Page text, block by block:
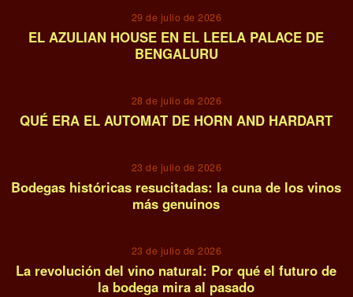
29 de julio de 2026
EL AZULIAN HOUSE EN EL LEELA PALACE DE
BENGALURU
28 de julio de 2026
QUÉ ERA EL AUTOMAT DE HORN AND HARDART
06
23 de julio de 2026
Bodegas históricas resucitadas: la cuna de los vinos
más genuinos
23 de julio de 2026
La revolución del vino natural: Por qué el futuro de
la bodega mira al pasado